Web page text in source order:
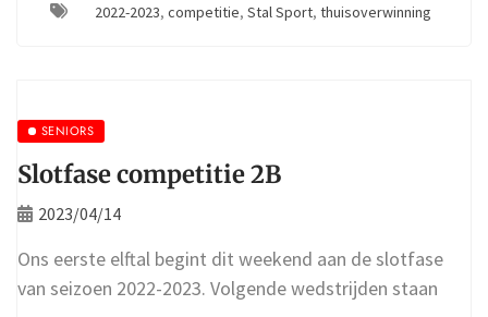
2022-2023, competitie, Stal Sport, thuisoverwinning
SENIORS
Slotfase competitie 2B
2023/04/14
Ons eerste elftal begint dit weekend aan de slotfase
van seizoen 2022-2023. Volgende wedstrijden staan